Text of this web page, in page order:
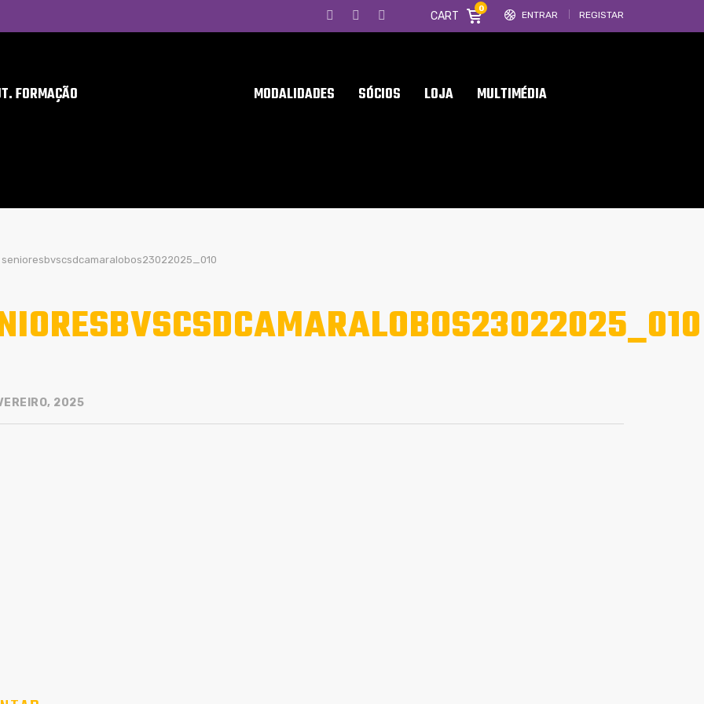
ENTRAR REGISTAR
CART
0
FORMAÇÃO MODALIDADES SÓCIOS LOJA MULTIMÉDIA
senioresbvscsdcamaralobos23022025_010
2025